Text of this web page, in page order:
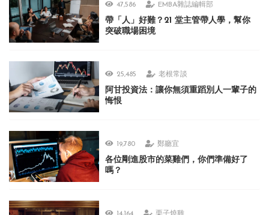
47,586 EMBA雜誌編輯部
帶「人」好難？21 堂主管帶人學，幫你
突破職場困境
25,485 老根常談
阿甘投資法：讓你無須重蹈別人一輩子的
悔恨
19,780 鄭廳宜
各位剛進股市的菜雞們，你們準備好了
嗎？
14,164 栗子燒雞